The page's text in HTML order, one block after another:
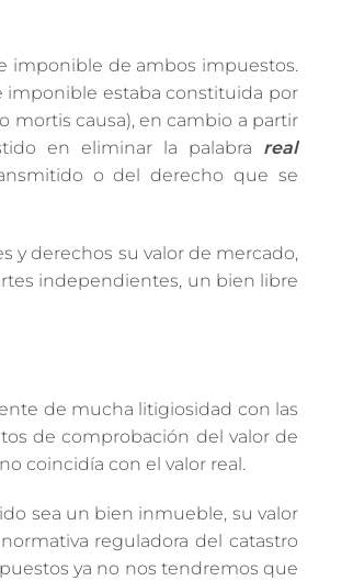
imponible de ambos impuestos.
imponible estaba constituida por
mortis causa), en cambio a partir
en eliminar la palabra real
o del derecho que se
y derechos su valor de mercado,
independientes, un bien libre
de mucha litigiosidad con las
de comprobación del valor de
coincidía con el valor real.
sea un bien inmueble, su valor
reguladora del catastro
ya no nos tendremos que